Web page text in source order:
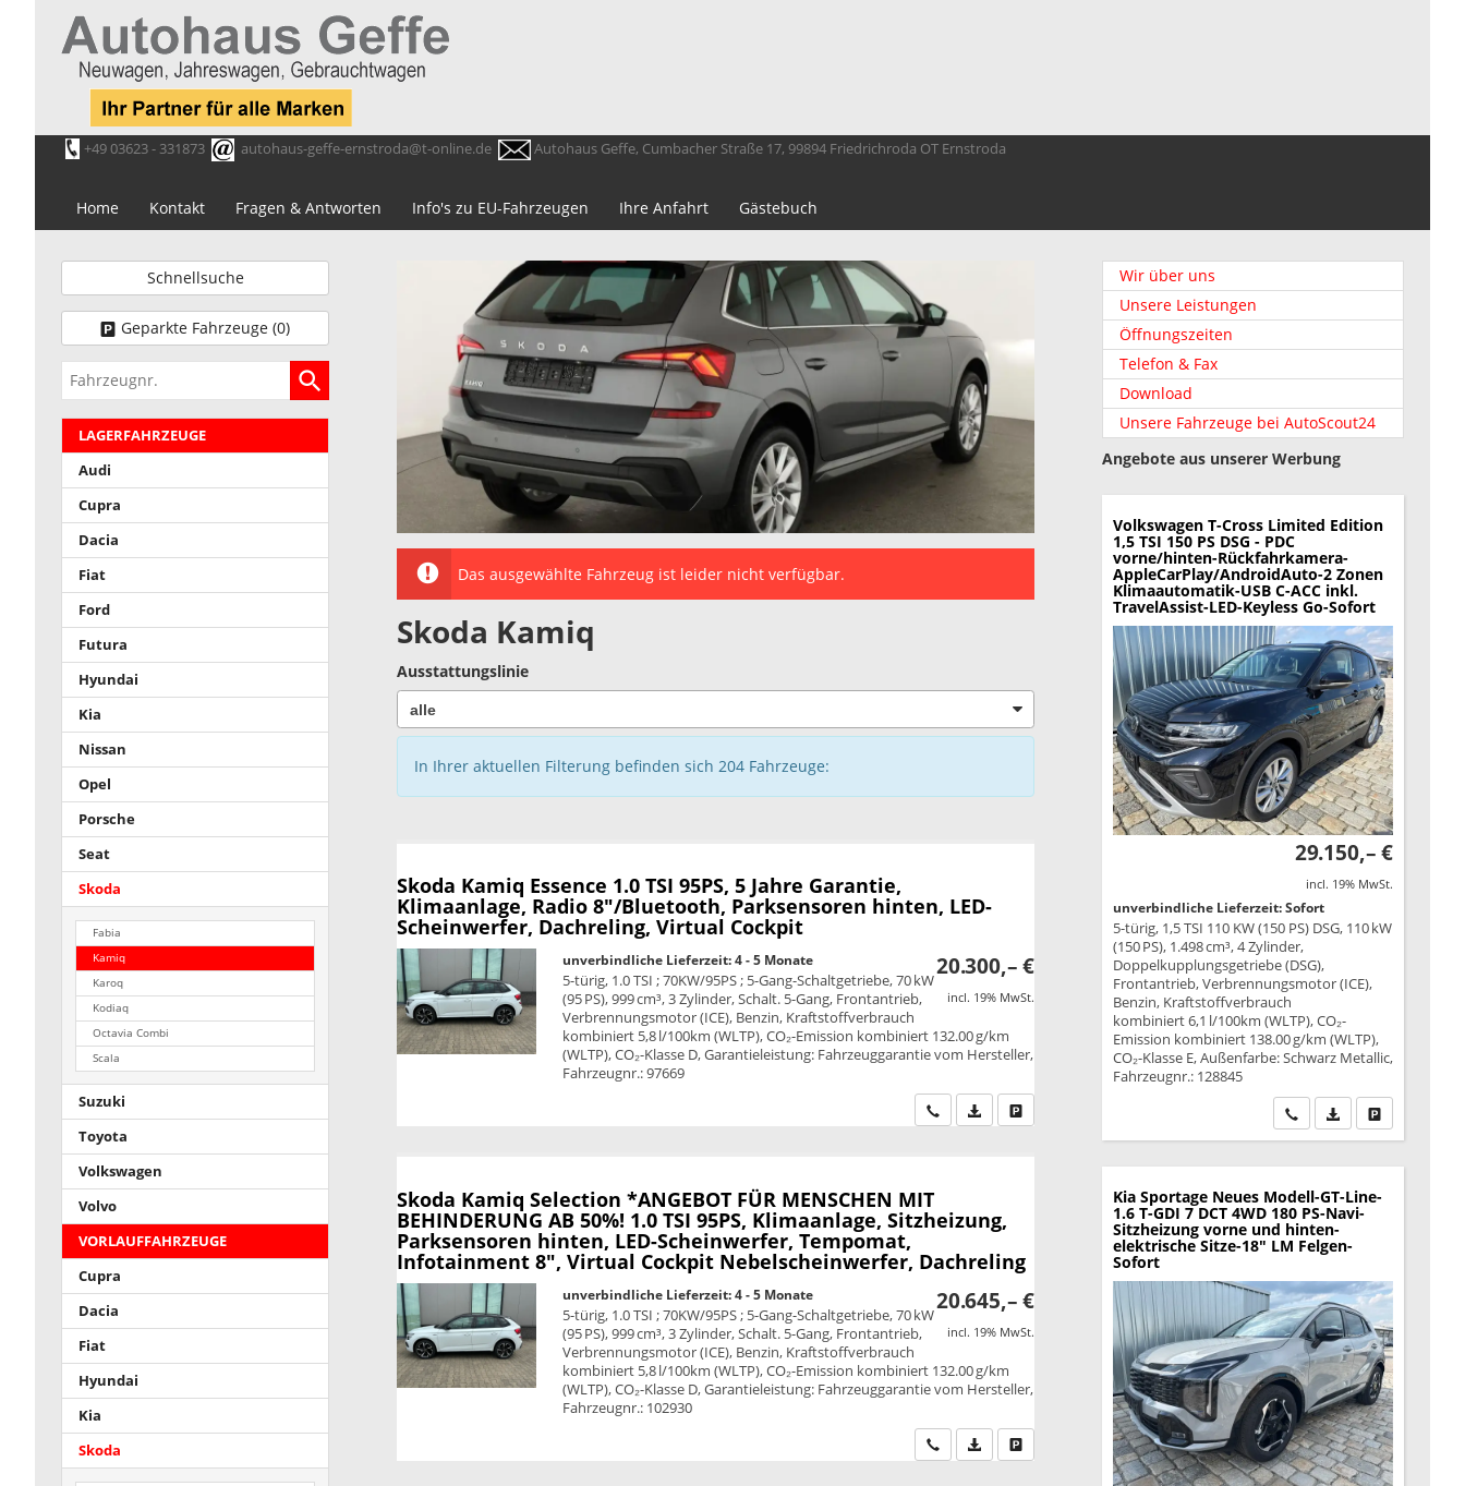
+49 03623 - 331873 autohaus-geffe-ernstroda@t-online.de Autohaus Geffe, Cumbacher Straße 17, 99894 Friedrichroda OT Ernstroda
Home Kontakt Fragen & Antworten Info's zu EU-Fahrzeugen Ihre Anfahrt Gästebuch
Das ausgewählte Fahrzeug ist leider nicht verfügbar.
Skoda Kamiq
Ausstattungslinie
In Ihrer aktuellen Filterung befinden sich 204Fahrzeuge:
Skoda Kamiq Essence 1.0 TSI 95PS, 5 Jahre Garantie,
Klimaanlage, Radio 8"/Bluetooth, Parksensoren hinten, LED-
Scheinwerfer, Dachreling, Virtual Cockpit
20.300,– €
incl. 19% MwSt.
unverbindliche Lieferzeit: 4 - 5 Monate
5-türig, 1.0 TSI ; 70KW/95PS ; 5-Gang-Schaltgetriebe, 70 kW
(95 PS), 999 cm³, 3 Zylinder, Schalt. 5-Gang, Frontantrieb,
Verbrennungsmotor (ICE), Benzin, Kraftstoffverbrauch
kombiniert 5,8 l/100km (WLTP), CO₂-Emission kombiniert 132.00 g/km
(WLTP), CO₂-Klasse D, Garantieleistung: Fahrzeuggarantie vom Hersteller,
Fahrzeugnr.: 97669
Wir rufen Sie anPDF-Datei, Fahrzeugexposé drucken
Skoda Kamiq Selection *ANGEBOT FÜR MENSCHEN MIT
BEHINDERUNG AB 50%! 1.0 TSI 95PS, Klimaanlage, Sitzheizung,
Parksensoren hinten, LED-Scheinwerfer, Tempomat,
Infotainment 8", Virtual Cockpit Nebelscheinwerfer, Dachreling
20.645,– €
incl. 19% MwSt.
unverbindliche Lieferzeit: 4 - 5 Monate
5-türig, 1.0 TSI ; 70KW/95PS ; 5-Gang-Schaltgetriebe, 70 kW
(95 PS), 999 cm³, 3 Zylinder, Schalt. 5-Gang, Frontantrieb,
Verbrennungsmotor (ICE), Benzin, Kraftstoffverbrauch
kombiniert 5,8 l/100km (WLTP), CO₂-Emission kombiniert 132.00 g/km
(WLTP), CO₂-Klasse D, Garantieleistung: Fahrzeuggarantie vom Hersteller,
Fahrzeugnr.: 102930
Wir rufen Sie anPDF-Datei, Fahrzeugexposé drucken
Drucken, parken oder vergleichen
Schnellsuche
Geparkte Fahrzeuge (0)
Fahrzeugnr.
LAGERFAHRZEUGE
Audi
Cupra
Dacia
Fiat
Ford
Futura
Hyundai
Kia
Nissan
Opel
Porsche
Seat
Skoda
Fabia
Kamiq
Karoq
Kodiaq
Octavia Combi
Scala
Suzuki
Toyota
Volkswagen
Volvo
VORLAUFFAHRZEUGE
Cupra
Dacia
Fiat
Hyundai
Kia
Skoda
Wir über uns
Unsere Leistungen
Öffnungszeiten
Telefon & Fax
Download
Unsere Fahrzeuge bei AutoScout24
Angebote aus unserer Werbung
Volkswagen T-Cross Limited Edition
1,5 TSI 150 PS DSG - PDC
vorne/hinten-Rückfahrkamera-
AppleCarPlay/AndroidAuto-2 Zonen
Klimaautomatik-USB C-ACC inkl.
TravelAssist-LED-Keyless Go-Sofort
29.150,– €
incl. 19% MwSt.
unverbindliche Lieferzeit: Sofort
5-türig, 1,5 TSI 110 KW (150 PS) DSG, 110 kW
(150 PS), 1.498 cm³, 4 Zylinder,
Doppelkupplungsgetriebe (DSG),
Frontantrieb, Verbrennungsmotor (ICE),
Benzin, Kraftstoffverbrauch
kombiniert 6,1 l/100km (WLTP), CO₂-
Emission kombiniert 138.00 g/km (WLTP),
CO₂-Klasse E, Außenfarbe: Schwarz Metallic,
Fahrzeugnr.: 128845
Wir rufen Sie an
PDF-Datei,Drucken,
Kia Sportage Neues Modell-GT-Line-
1.6 T-GDI 7 DCT 4WD 180 PS-Navi-
Sitzheizung vorne und hinten-
elektrische Sitze-18" LM Felgen-
Sofort